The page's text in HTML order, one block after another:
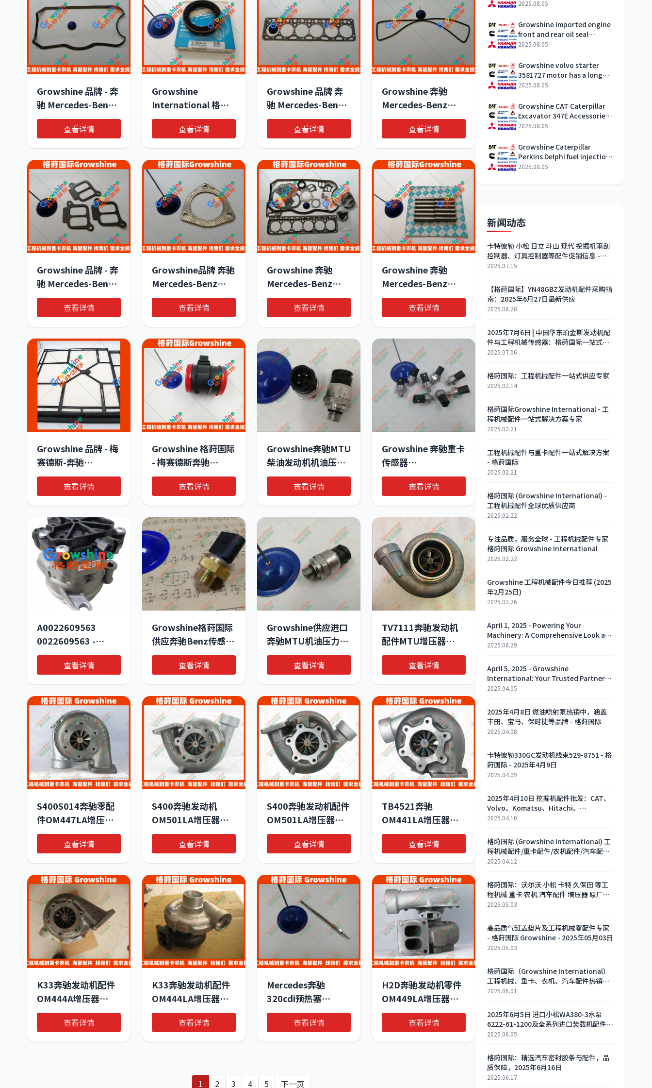
Growshine 品牌 - 奔
驰 Mercedes-Benz
OM352A 发动机专用
油底壳垫 71-13055-
00 / 711305500
查看详情
Growshine
International 格莳
国际 - 奔驰
Mercedes-Benz
OM352A 引擎曲轴后
油封 81-20504-40
查看详情
Growshine 品牌 奔
驰 Mercedes-Benz
OM352A 引擎汽缸垫
零件号：
3520161420
3520163320
查看详情
Growshine 奔驰
Mercedes-Benz
OM352A 引擎重卡配
件 气门室盖垫
3520160521 352-
016-0521
查看详情
Growshine 品牌 - 奔
驰 Mercedes-Benz
OM352A 重卡排气管
垫零件号
3521421080
3521420780
3521420880
查看详情
Growshine品牌 奔驰
Mercedes-Benz
OM352A 节温器垫 零
件号 A352-203-
0180 A3522030180
应用于重卡及工业设
备配件
查看详情
Growshine 奔驰
Mercedes-Benz
OM352A 欧美重卡发
动机垫片修理包 零件
号 A3520106320 /
A3520106320
查看详情
Growshine 奔驰
Mercedes-Benz
OM352A 重卡引擎导
管 零件号 352-050-
2624 3520502624
查看详情
Growshine 品牌 - 梅
赛德斯-奔驰
(Mercedes-Benz) 重
型卡车专用空气滤清
器零件号
0040941104
查看详情
Growshine 格莳国际
- 梅赛德斯奔驰
Mercedes-Benz 空
气流量计
0281002896
A000943248 专业重
卡与工程机械配件
查看详情
Growshine奔驰MTU
柴油发动机机油压力
传感器0035352531
- 专业工程机械重卡农
机汽车配件供应商
查看详情
Growshine 奔驰重卡
传感器
A0061536028
81CP23-04 原装替代
品
查看详情
A0022609563
0022609563 -
Piston, shift
cylinder OE number
by MERCEDES-
BENZ
查看详情
Growshine格莳国际
供应奔驰Benz传感器
0071530828 | 工程
机械与重卡设备专用
配件
查看详情
Growshine供应进口
奔驰MTU机油压力传
感器0035352531 -
原厂品质工程机械配
件专家
查看详情
TV7111奔驰发动机
配件MTU增压器
8924861，465438-
查看详情
S400S014奔驰零配
件OM447LA增压器
4760968099，
166641查看详情
S400奔驰发动机
OM501LA增压器
316699，
A0070964799
查看详情
S400奔驰发动机配件
OM501LA增压器
56409880017，
0090965999
查看详情
TB4521奔驰
OM441LA增压器
A0040965099，
466618-5013S
查看详情
K33奔驰发动机配件
OM444A增压器
53339886429，
A0060964499
查看详情
K33奔驰发动机配件
OM444LA增压器
53339887001
查看详情
Mercedes奔驰
320cdi预热塞
Y8002AS电热塞
087295162866
查看详情
H2D奔驰发动机零件
OM449LA增压器
3580214
查看详情
1 2 3 4 5 下一页
water pump impeller
sales telephone
2025.08.05
Growshine imported engine
front and rear oil seal
21108673 accessories spot
2025.08.05
Growshine volvo starter
3581727 motor has a long
life
2025.08.05
Growshine CAT Caterpillar
Excavator 347E Accessories
Benefit Winner
2025.08.05
Growshine Caterpillar
Perkins Delphi fuel injection
pump
Inquiry
2025.08.05
新闻动态
卡特彼勒 小松 日立 斗山 现代 挖掘机雨刮
控制器、灯具控制器等配件促销信息 -
2025年4月9日
2025.07.15
【格莳国际】YN48GBZ发动机配件采购指
南：2025年6月27日最新供应
2025.06.28
2025年7月6日 | 中国华东珀金斯发动机配
件与工程机械传感器：格莳国际一站式采
购指南
2025.07.06
格莳国际：工程机械配件一站式供应专家
2025.02.14
格莳国际Growshine International - 工
程机械配件一站式解决方案专家
2025.02.21
工程机械配件与重卡配件一站式解决方案
- 格莳国际
2025.02.21
格莳国际 (Growshine International) -
工程机械配件全球优质供应商
2025.02.22
专注品质，服务全球 - 工程机械配件专家
格莳国际 Growshine International
2025.02.22
Growshine 工程机械配件今日推荐 (2025
年2月25日)
2025.02.26
April 1, 2025 - Powering Your
Machinery: A Comprehensive Look at
Essential Engine and Generator Parts
2025.06.29
April 5, 2025 - Growshine
International: Your Trusted Partner
for Engine Wiring Harnesses and
2025.04.05
2025年4月8日 燃油喷射泵热销中，涵盖
丰田、宝马、保时捷等品牌 - 格莳国际
2025.04.08
卡特彼勒330GC发动机线束529-8751 - 格
莳国际 - 2025年4月9日
2025.04.09
2025年4月10日 挖掘机配件批发：CAT、
Volvo、Komatsu、Hitachi、
Hyundai、Kobelco等品牌底盘线束、驾
系列配件
2025.04.10
格莳国际 (Growshine International) 工
程机械配件/重卡配件/农机配件/汽车配件
2025年4月11日 燃油喷射泵
2025.04.12
格莳国际：沃尔沃 小松 卡特 久保田 等工
程机械 重卡 农机 汽车配件 增压器 原厂替
代件 一站式供应 2025年5月2日
2025.05.03
高品质气缸盖垫片及工程机械零配件专家
- 格莳国际 Growshine - 2025年05月03日
2025.05.03
格莳国际（Growshine International）
工程机械、重卡、农机、汽车配件热销
中！- 2025年5月30日
2025.06.01
2025年6月5日 进口小松WA380-3水泵
6222-61-1200及全系列进口装载机配件厂
家直销 - 格莳国际Growshine
2025.06.05
格莳国际：精选汽车密封胶条与配件，品
质保障，2025年6月16日
2025.06.17